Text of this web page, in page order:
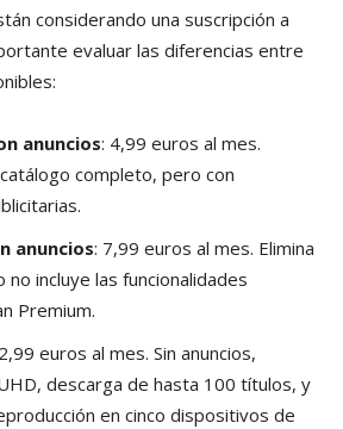
considerando una suscripción a
evaluar las diferencias entre
anuncios: 4,99 euros al mes.
completo, pero con
anuncios: 7,99 euros al mes. Elimina
no incluye las funcionalidades
Premium.
euros al mes. Sin anuncios,
descarga de hasta 100 títulos, y
en cinco dispositivos de